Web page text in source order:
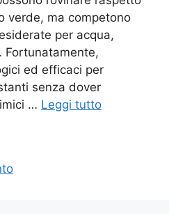
verde, ma competono
per acqua,
Fortunatamente,
ed efficaci per
senza dover
… Leggi tutto